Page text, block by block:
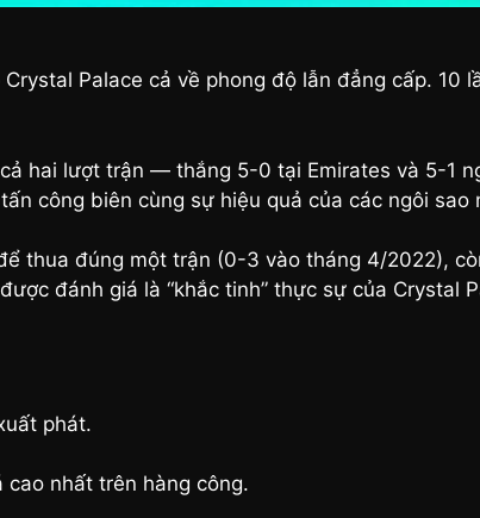
Palace cả về phong độ lẫn đẳng cấp. 10
hai lượt trận — thắng 5-0 tại Emirates và 5-1
công biên cùng sự hiệu quả của các ngôi sao
thua đúng một trận (0-3 vào tháng 4/2022),
đánh giá là “khắc tinh” thực sự của Crystal
phát.
cao nhất trên hàng công.